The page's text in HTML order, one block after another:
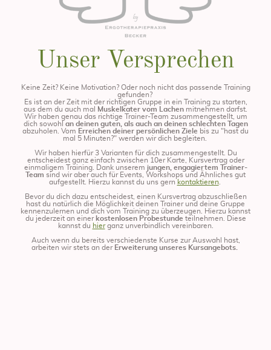
Unser Versprechen
Keine Zeit? Keine Motivation? Oder noch nicht das passende Training
gefunden?
Es ist an der Zeit mit der richtigen Gruppe in ein Training zu starten,
aus dem du auch mal
Muskelkater vom Lachen mitnehmen darfst.
Wir haben genau das richtige Trainer-Team zusammengestellt, um
dich sowohl an deinen guten, als auch an deinen schlechten Tagen
abzuholen. Vom Erreichen deiner persönlichen Ziele bis zu "hast du
mal 5 Minuten?" werden wir dich begleiten.
Wir haben hierfür 3 Varianten für dich zusammengestellt. Du
entscheidest ganz einfach zwischen 10er Karte, Kursvertrag oder
einmaligem Training. Dank unserem jungen, engagiertem Trainer-
Team sind wir aber auch für Events, Workshops und Ähnliches gut
aufgestellt. Hierzu kannst du uns gern kontaktieren.
Bevor du dich dazu entscheidest, einen Kursvertrag abzuschließen
hast du natürlich die Möglichkeit deinen Trainer und deine Gruppe
kennenzulernen und dich vom Training zu überzeugen. Hierzu kannst
du jederzeit an einer kostenlosen Probestunde teilnehmen. Diese
kannst du hierganz unverbindlich vereinbaren.
Auch wenn du bereits verschiedenste Kurse zur Auswahl hast,
arbeiten wir stets an der Erweiterung unseres Kursangebots.